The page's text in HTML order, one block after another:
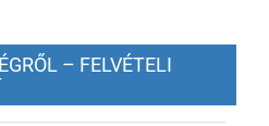
– FELVÉTELI